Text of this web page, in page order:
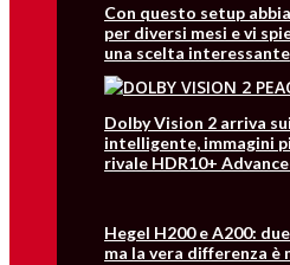
Con questo setup
per diversi mesi e vi
una scelta interessante
Dolby Vision 2 arriva
intelligente, immagini
rivale HDR10+
Hegel H200 e A200:
ma la vera differenza